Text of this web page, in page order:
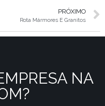
PRÓXIMO
Rota Mármores E Granitos
NA